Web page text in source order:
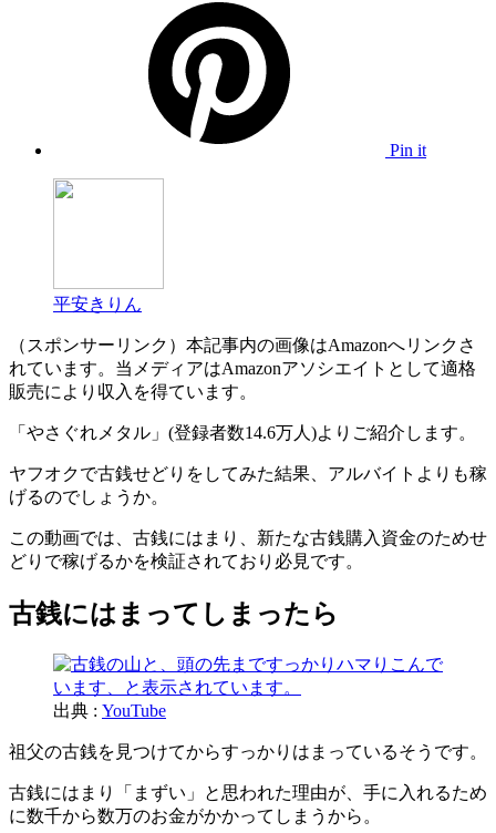
Pin it
平安きりん
（スポンサーリンク）本記事内の画像はAmazonへリンクさ
れています。当メディアはAmazonアソシエイトとして適格
販売により収入を得ています。
「やさぐれメタル」(登録者数14.6万人)よりご紹介します。
ヤフオクで古銭せどりをしてみた結果、アルバイトよりも稼
げるのでしょうか。
この動画では、古銭にはまり、新たな古銭購入資金のためせ
どりで稼げるかを検証されており必見です。
古銭にはまってしまったら
出典 : YouTube
祖父の古銭を見つけてからすっかりはまっているそうです。
古銭にはまり「まずい」と思われた理由が、手に入れるため
に数千から数万のお金がかかってしまうから。